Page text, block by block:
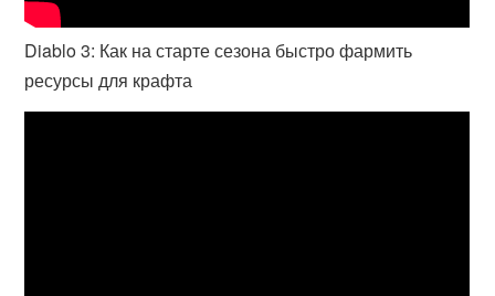
Diablo 3: Как на старте сезона быстро фармить
ресурсы для крафта